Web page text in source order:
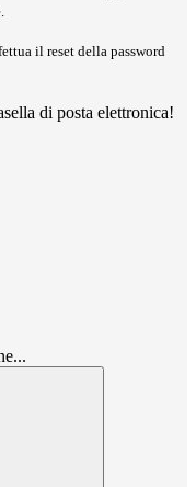
il reset della password
di posta elettronica!